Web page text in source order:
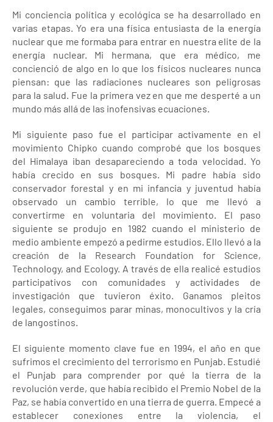
Mi conciencia política y ecológica se ha desarrollado en
varias etapas. Yo era una física entusiasta de la energía
nuclear que me formaba para entrar en nuestra elite de la
energía nuclear. Mi hermana, que era médico, me
concienció de algo en lo que los físicos nucleares nunca
piensan: que las radiaciones nucleares son peligrosas
para la salud. Fue la primera vez en que me desperté a un
mundo más allá de las inofensivas ecuaciones.
Mi siguiente paso fue el participar activamente en el
movimiento Chipko cuando comprobé que los bosques
del Himalaya iban desapareciendo a toda velocidad. Yo
había crecido en sus bosques. Mi padre había sido
conservador forestal y en mi infancia y juventud había
observado un cambio terrible, lo que me llevó a
convertirme en voluntaria del movimiento. El paso
siguiente se produjo en 1982 cuando el ministerio de
medio ambiente empezó a pedirme estudios. Ello llevó a la
creación de la Research Foundation for Science,
Technology, and Ecology. A través de ella realicé estudios
participativos con comunidades y actividades de
investigación que tuvieron éxito. Ganamos pleitos
legales, conseguimos parar minas, monocultivos y la cría
de langostinos.
El siguiente momento clave fue en 1994, el año en que
sufrimos el crecimiento del terrorismo en Punjab. Estudié
el Punjab para comprender por qué la tierra de la
revolución verde, que había recibido el Premio Nobel de la
Paz, se había convertido en una tierra de guerra. Empecé a
establecer conexiones entre la violencia, el